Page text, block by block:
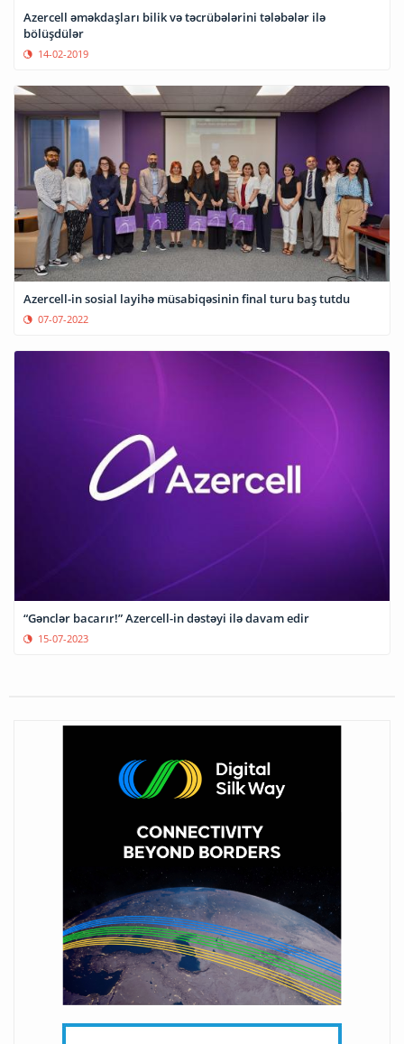
Azercell əməkdaşları bilik və təcrübələrini tələbələr ilə
bölüşdülər
14-02-2019
Azercell-in sosial layihə müsabiqəsinin final turu baş tutdu
07-07-2022
“Gənclər bacarır!” Azercell-in dəstəyi ilə davam edir
15-07-2023